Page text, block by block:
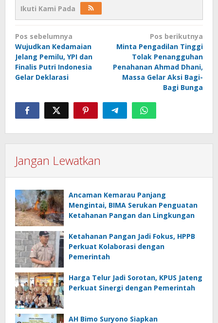
Ikuti Kami Pada
Navigasi
pos
Pos sebelumnya
Wujudkan Kedamaian
Jelang Pemilu, YPI dan
Finalis Putri Indonesia
Gelar Deklarasi
Pos berikutnya
Minta Pengadilan Tinggi
Tolak Penangguhan
Penahanan Ahmad Dhani,
Massa Gelar Aksi Bagi-
Bagi Bunga
Jangan Lewatkan
Ancaman Kemarau Panjang
Mengintai, BIMA Serukan Penguatan
Ketahanan Pangan dan Lingkungan
Ketahanan Pangan Jadi Fokus, HPPB
Perkuat Kolaborasi dengan
Pemerintah
Harga Telur Jadi Sorotan, KPUS Jateng
Perkuat Sinergi dengan Pemerintah
AH Bimo Suryono Siapkan